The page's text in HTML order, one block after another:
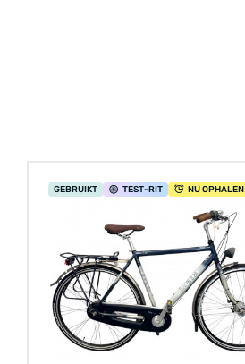
GEBRUIKT TEST-RIT NU OPHALEN